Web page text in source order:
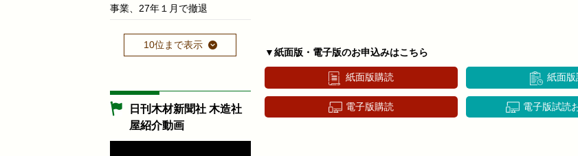
▼紙面版・電子版のお申込みはこちら
紙面版購読 紙面版
電子版購読 電子版試読
事業、27年１月で撤退
10位まで表示
日刊木材新聞社 木造社
屋紹介動画